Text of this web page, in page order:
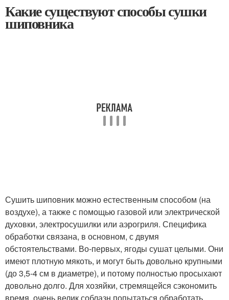
Какие существуют способы сушки
шиповника
Сушить шиповник можно естественным способом (на
воздухе), а также с помощью газовой или электрической
духовки, электросушилки или аэрогриля. Специфика
обработки связана, в основном, с двумя
обстоятельствами. Во-первых, ягоды сушат целыми. Они
имеют плотную мякоть, и могут быть довольно крупными
(до 3,5-4 см в диаметре), и потому полностью просыхают
довольно долго. Для хозяйки, стремящейся сэкономить